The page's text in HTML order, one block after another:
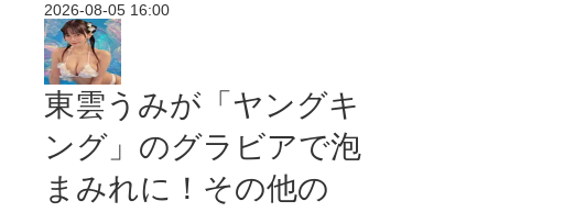
2026-08-05 16:00
東雲うみが「ヤングキ
ング」のグラビアで泡
まみれに！その他の